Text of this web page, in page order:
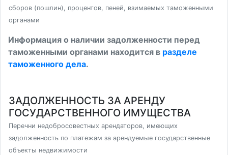
сборов (пошлин), процентов, пеней, взимаемых таможенными
органами
Информация о наличии задолженности перед
таможенными органами находится в разделе
таможенного дела.
ЗАДОЛЖЕННОСТЬ ЗА АРЕНДУ
ГОСУДАРСТВЕННОГО ИМУЩЕСТВА
Перечни недобросовестных арендаторов, имеющих
задолженность по платежам за арендуемые государственные
объекты недвижимости